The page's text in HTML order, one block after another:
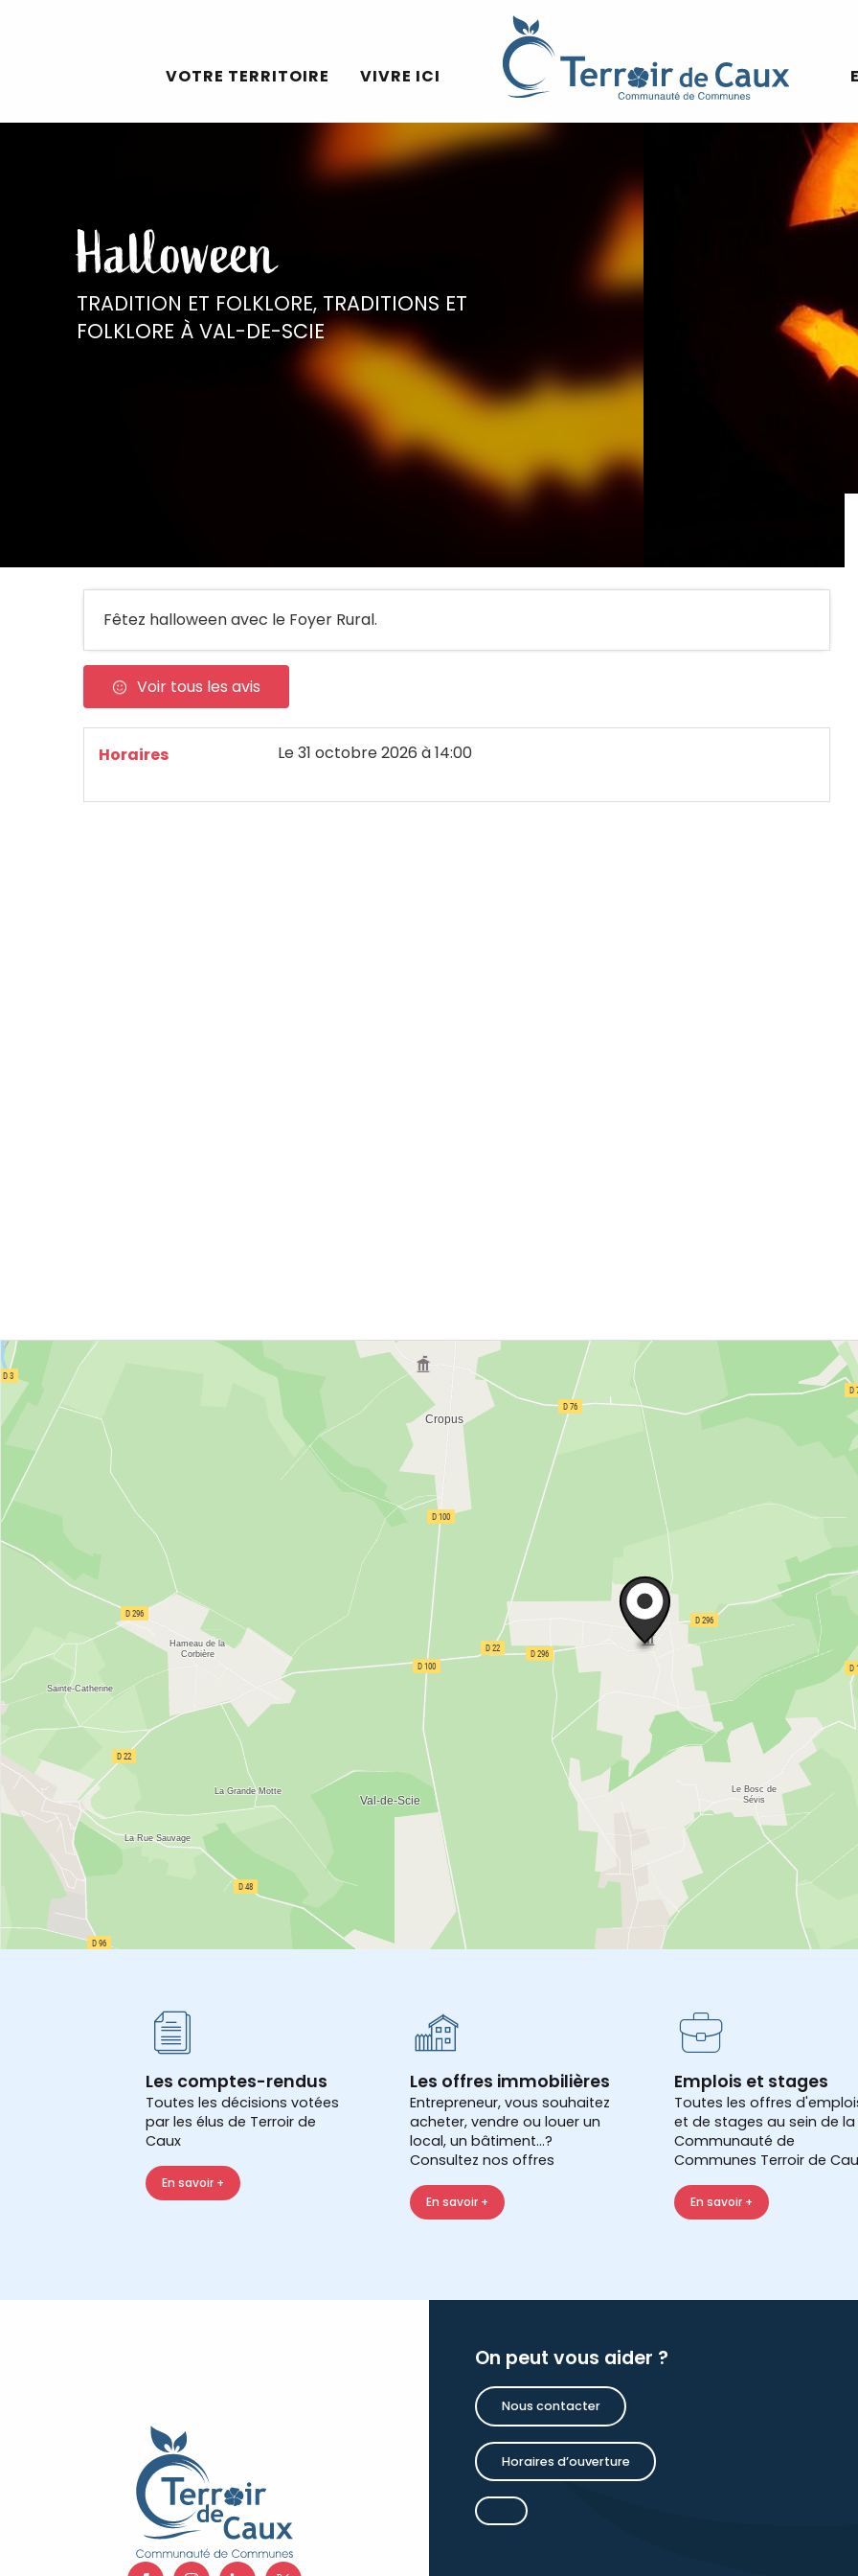
VOTRE TERRITOIRE VIVRE ICI
Halloween
TRADITION ET FOLKLORE, TRADITIONS ET
FOLKLORE À VAL-DE-SCIE
Fêtez halloween avec le Foyer Rural.
Voir tous les avis
Horaires Le31 octobre 2026 à 14:00
Les comptes-rendus
Toutes les décisions votées
par les élus de Terroir de
Caux
En savoir +
Les offres immobilières
Entrepreneur, vous souhaitez
acheter, vendre ou louer un
local, un bâtiment...?
Consultez nos offres
En savoir +
Emplois et stages
Toutes les offres
et de stages au sein de la
Communauté de
Communes Terroir de
En savoir +
On peut vous aider ?
Nous contacter
Horaires d’ouverture